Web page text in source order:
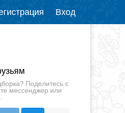
Вход
Поделитесь с
мессенджер или